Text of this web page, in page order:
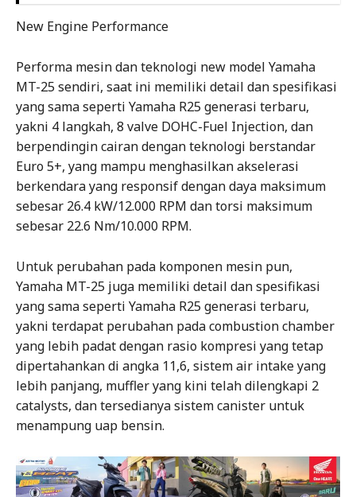
New Engine Performance
Performa mesin dan teknologi new model Yamaha
MT-25 sendiri, saat ini memiliki detail dan spesifikasi
yang sama seperti Yamaha R25 generasi terbaru,
yakni 4 langkah, 8 valve DOHC-Fuel Injection, dan
berpendingin cairan dengan teknologi berstandar
Euro 5+, yang mampu menghasilkan akselerasi
berkendara yang responsif dengan daya maksimum
sebesar 26.4 kW/12.000 RPM dan torsi maksimum
sebesar 22.6 Nm/10.000 RPM.
Untuk perubahan pada komponen mesin pun,
Yamaha MT-25 juga memiliki detail dan spesifikasi
yang sama seperti Yamaha R25 generasi terbaru,
yakni terdapat perubahan pada combustion chamber
yang lebih padat dengan rasio kompresi yang tetap
dipertahankan di angka 11,6, sistem air intake yang
lebih panjang, muffler yang kini telah dilengkapi 2
catalysts, dan tersedianya sistem canister untuk
menampung uap bensin.